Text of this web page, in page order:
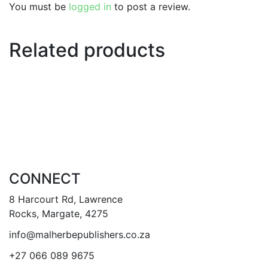
You must be logged in to post a review.
Related products
CONNECT
8 Harcourt Rd, Lawrence
Rocks, Margate, 4275
info@malherbepublishers.co.za
+27 066 089 9675